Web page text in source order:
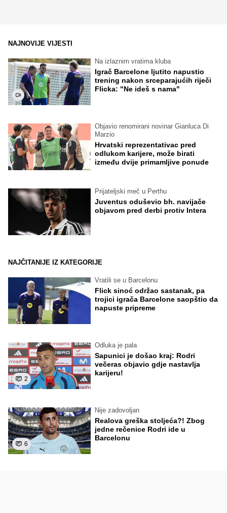
NAJNOVIJE VIJESTI
Na izlaznim vratima kluba
Igrač Barcelone ljutito napustio
trening nakon srceparajućih riječi
Flicka: "Ne ideš s nama"
Objavio renomirani novinar Gianluca Di
Marzio
Hrvatski reprezentativac pred
odlukom karijere, može birati
između dvije primamljive ponude
Prijateljski meč u Perthu
Juventus oduševio bh. navijače
objavom pred derbi protiv Intera
NAJČITANIJE IZ KATEGORIJE
Vratili se u Barcelonu
Flick sinoć održao sastanak, pa
trojici igrača Barcelone saopštio da
napuste pripreme
2
Odluka je pala
Sapunici je došao kraj: Rodri
večeras objavio gdje nastavlja
karijeru!
6
Nije zadovoljan
Realova greška stoljeća?! Zbog
jedne rečenice Rodri ide u
Barcelonu